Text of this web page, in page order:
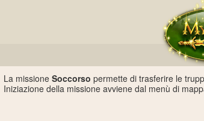
La missioneSoccorso permette di trasferire le
Iniziazione della missione avviene dal menù di